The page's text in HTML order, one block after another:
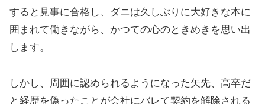
すると見事に合格し、ダニは久しぶりに大好きな本に
囲まれて働きながら、かつての心のときめきを思い出
します。
しかし、周囲に認められるようになった矢先、高卒だ
と経歴を偽ったことが会社にバレて契約を解除される